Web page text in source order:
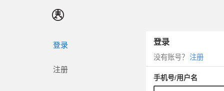
登录
注册
登录
没有账号？ 注册
手机号/用户名